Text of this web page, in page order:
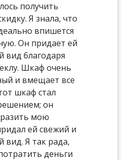
получить
Я знала, что
впишется
Он придает ей
вид благодаря
Шкаф очень
и вмещает все
шкаф стал
он
мою
ей свежий и
вид. Я так рада,
деньги